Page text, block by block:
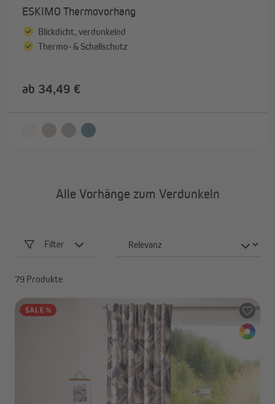
ESKIMO Thermovorhang
Blickdicht, verdunkelnd
Thermo- & Schallschutz
ab 34,49 €
Alle Vorhänge zum Verdunkeln
Filter
79 Produkte